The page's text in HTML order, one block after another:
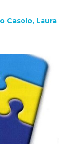
Casolo, Laura